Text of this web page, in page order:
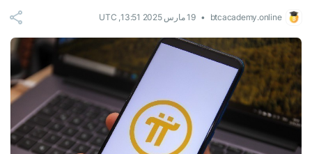
btcacademy.online 19 مارس 2025 13:51, UTC